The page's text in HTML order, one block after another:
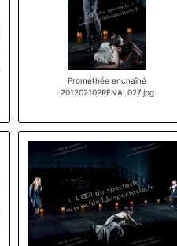
Prométhée enchaîné
20120210PRENAL027.jpg